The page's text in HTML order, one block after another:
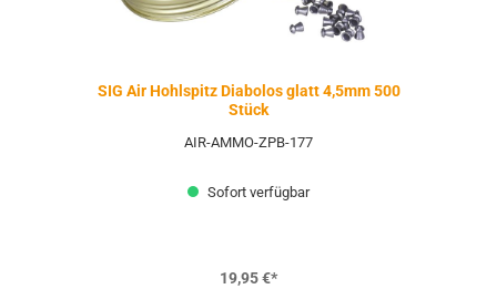
SIG Air Hohlspitz Diabolos glatt 4,5mm 500
Stück
AIR-AMMO-ZPB-177
Sofort verfügbar
19,95 €*